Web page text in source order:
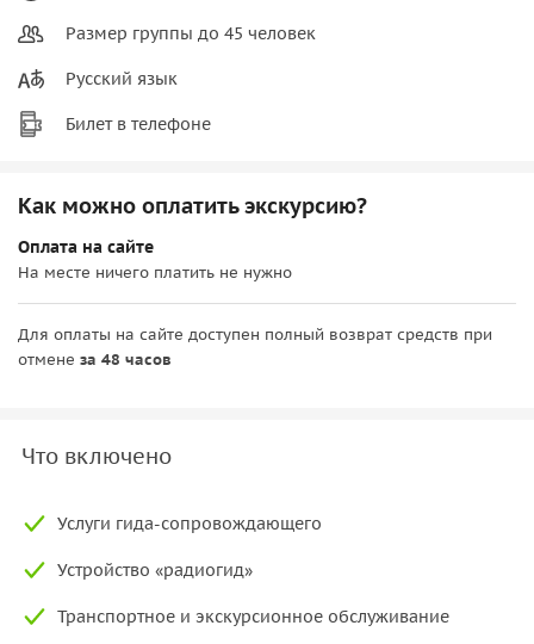
Размер группы до 45 человек
Русский язык
Билет в телефоне
Как можно оплатить экскурсию?
Оплата на сайте
На месте ничего платить не нужно
Для оплаты на сайте доступен полный возврат средств при
отмене за 48 часов
Что включено
Услуги гида-сопровождающего
Устройство «радиогид»
Транспортное и экскурсионное обслуживание